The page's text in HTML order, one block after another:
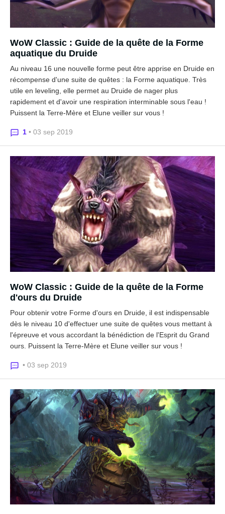
WoW Classic : Guide de la quête de la Forme
aquatique du Druide
Au niveau 16 une nouvelle forme peut être apprise en Druide en
récompense d'une suite de quêtes : la Forme aquatique. Très
utile en leveling, elle permet au Druide de nager plus
rapidement et d'avoir une respiration interminable sous l'eau !
Puissent la Terre-Mère et Elune veiller sur vous !
1 • 03 sep 2019
WoW Classic : Guide de la quête de la Forme
d'ours du Druide
Pour obtenir votre Forme d'ours en Druide, il est indispensable
dès le niveau 10 d'effectuer une suite de quêtes vous mettant à
l'épreuve et vous accordant la bénédiction de l'Esprit du Grand
ours. Puissent la Terre-Mère et Elune veiller sur vous !
• 03 sep 2019